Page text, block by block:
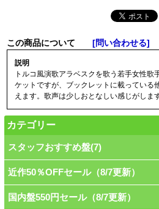
この商品について [問い合わせる]
説明
トルコ風演歌アラベスクを歌う若手女性歌
ケットですが、ブックレットに載っている
えます。歌声は少しおとなしい感じがします
カテゴリー
スタッフおすすめ盤(7)
近作50％OFFセール（8/7更新）
国内盤550円セール（8/7更新）